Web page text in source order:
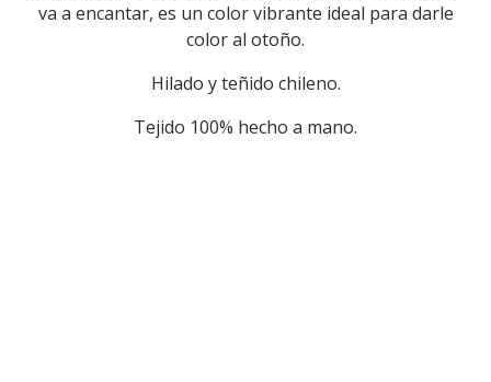
va a encantar, es un color vibrante ideal para darle
color al otoño.
Hilado y teñido chileno.
Tejido 100% hecho a mano.